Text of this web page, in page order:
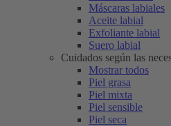
Máscaras labiales
Aceite labial
Exfoliante labial
Suero labial
Cuidados según las
Mostrar todos
Piel grasa
Piel mixta
Piel sensible
Piel seca